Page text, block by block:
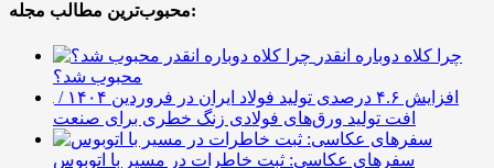
محبوب‌ترین مطالب مجله:
چرا کلاه دوباره انقدر
محبوب شد؟
افزایش ۴.۶ درصدی تولید فولاد ایران در فروردین ۱۴۰۴ /
افت تولید ورق‌های فولادی زنگ خطری برای صنعت
سفرهای عکاسی: ثبت خاطرات در مسیر با اتوبوس